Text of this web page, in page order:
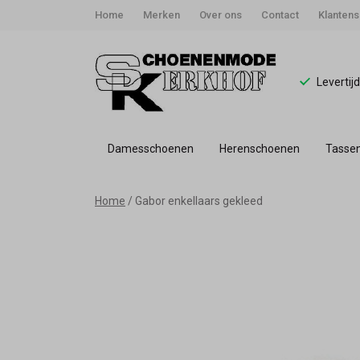
Home Merken Over ons Contact
Damesschoenen Herenschoenen
GaborHome Gabor enkellaars gekleed